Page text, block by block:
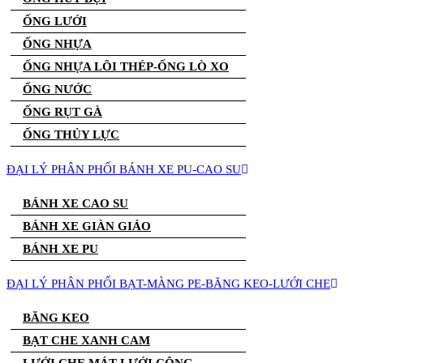
ỐNG LƯỚI
ỐNG NHỰA
ỐNG NHỰA LÕI THÉP-ỐNG LÒ XO
ỐNG NƯỚC
ỐNG RỤT GÀ
ỐNG THỦY LỰC
ĐẠI LÝ PHÂN PHỐI BÁNH XE PU-CAO SU
BÁNH XE CAO SU
BÁNH XE GIÀN GIÁO
BÁNH XE PU
ĐẠI LÝ PHÂN PHỐI BẠT-MÀNG PE-BĂNG KEO-LƯỚI CHE
BĂNG KEO
BẠT CHE XANH CAM